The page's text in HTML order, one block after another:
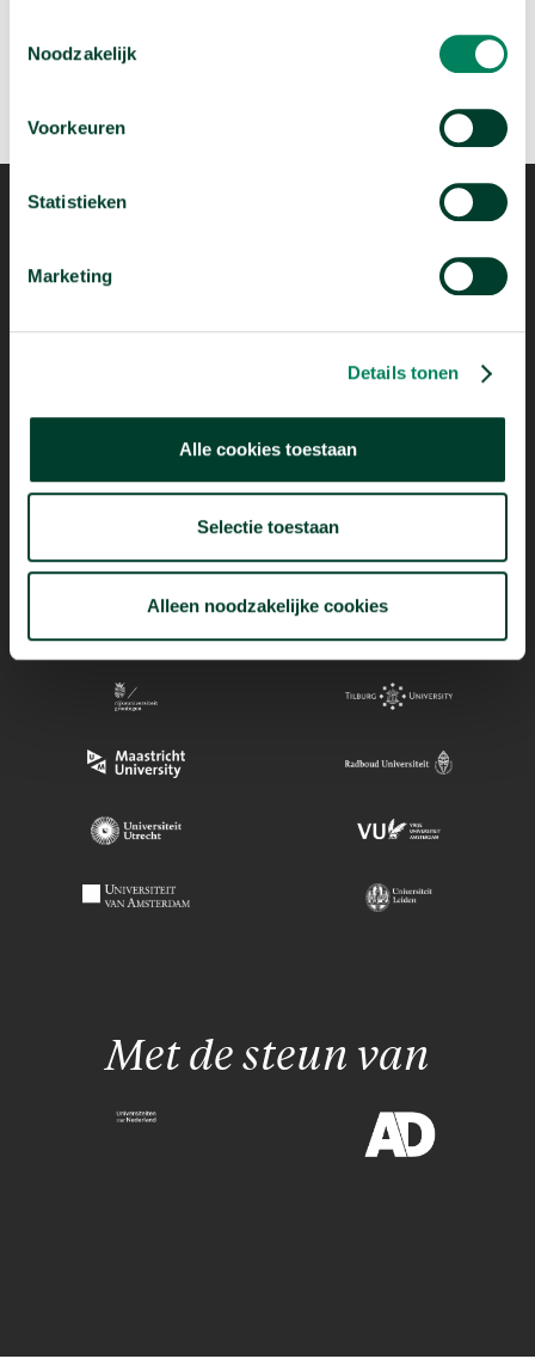
Noodzakelijk
Voorkeuren
Statistieken
Marketing
Details tonen
Alle cookies toestaan
Selectie toestaan
Alleen noodzakelijke cookies
Mogelijk dankzij
Met de steun van